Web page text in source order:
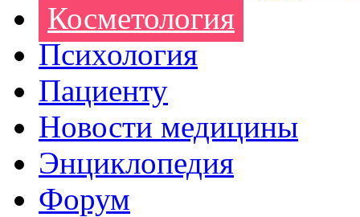
Косметология
Психология
Пациенту
Новости медицины
Энциклопедия
Форум